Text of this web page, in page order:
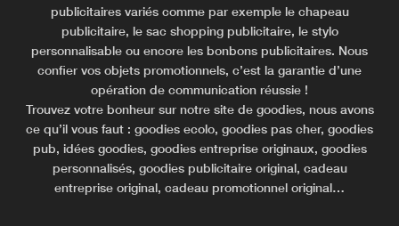
publicitaires variés comme par exemple le chapeau
publicitaire, le sac shopping publicitaire, le stylo
personnalisable ou encore les bonbons publicitaires. Nous
confier vos objets promotionnels, c’est la garantie d’une
opération de communication réussie !
Trouvez votre bonheur sur notre site de goodies, nous avons
ce qu’il vous faut : goodies ecolo, goodies pas cher, goodies
pub, idées goodies, goodies entreprise originaux, goodies
personnalisés, goodies publicitaire original, cadeau
entreprise original, cadeau promotionnel original…